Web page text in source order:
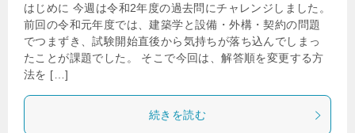
はじめに 今週は令和2年度の過去問にチャレンジしました。
前回の令和元年度では、建築学と設備・外構・契約の問題
でつまずき、試験開始直後から気持ちが落ち込んでしまっ
たことが課題でした。 そこで今回は、解答順を変更する方
法を […]
続きを読む